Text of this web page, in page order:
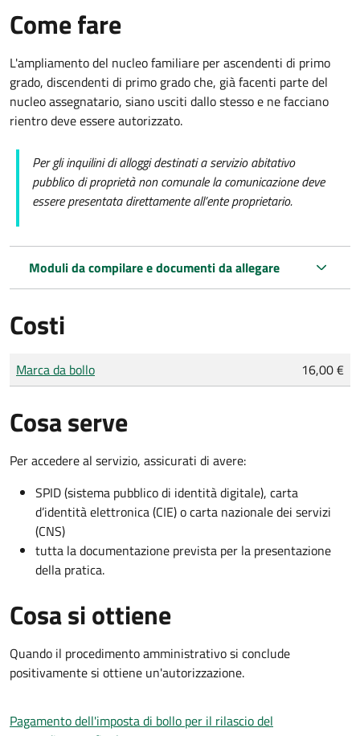
Come fare
L'ampliamento del nucleo familiare per ascendenti di primo
grado, discendenti di primo grado che, già facenti parte del
nucleo assegnatario, siano usciti dallo stesso e ne facciano
rientro deve essere autorizzato.
Per gli inquilini di alloggi destinati a servizio abitativo
pubblico di proprietà non comunale la comunicazione deve
essere presentata direttamente all’ente proprietario.
Moduli da compilare e documenti da allegare
Costi
Tipo di pagamento
Importo
Marca da bollo 16,00 €
Cosa serve
Per accedere al servizio, assicurati di avere:
SPID (sistema pubblico di identità digitale), carta
d’identità elettronica (CIE) o carta nazionale dei servizi
(CNS)
tutta la documentazione prevista per la presentazione
della pratica.
Cosa si ottiene
Quando il procedimento amministrativo si conclude
positivamente si ottiene un'autorizzazione.
Pagamento dell'imposta di bollo per il rilascio del